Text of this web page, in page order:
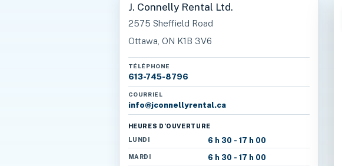
J. Connelly Rental Ltd.
2575 Sheffield Road
Ottawa, ON K1B 3V6
TÉLÉPHONE
613-745-8796
COURRIEL
info@jconnellyrental.ca
HEURES D’OUVERTURE
LUNDI
6 h 30 - 17 h 00
MARDI 6 h 30 - 17 h 00